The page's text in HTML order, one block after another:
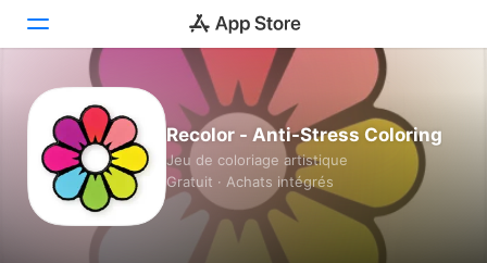
Aujourd’hui
Jeux
Apps
Arcade
Recolor - Anti-Stress Coloring
Jeu de coloriage artistique
Gratuit · Achats intégrés